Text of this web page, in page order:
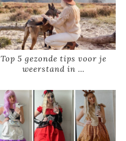
Top 5 gezonde tips voor je
weerstand in …